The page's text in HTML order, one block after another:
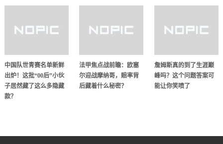
中国队世青赛名单新鲜
出炉！这批“00后”小伙
子居然藏了这么多隐藏
款？
法甲焦点战前瞻：欧塞
尔迎战摩纳哥，赔率背
后藏着什么秘密？
詹姆斯真的到了生涯巅
峰吗？这个问题答案可
能让你笑喷了